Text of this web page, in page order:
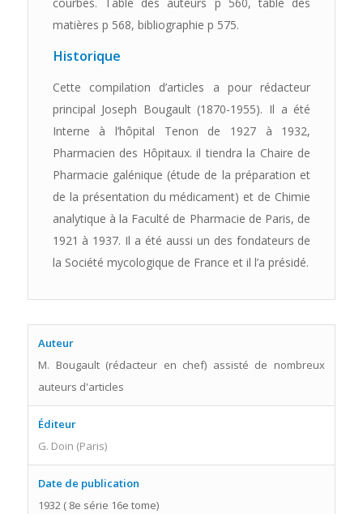
matières p 568, bibliographie p 575.
Historique
Cette compilation d’articles a pour rédacteur
principal Joseph Bougault (1870-1955). Il a été
Interne à l’hôpital Tenon de 1927 à 1932,
Pharmacien des Hôpitaux. il tiendra la Chaire de
Pharmacie galénique (étude de la préparation et
de la présentation du médicament) et de Chimie
analytique à la Faculté de Pharmacie de Paris, de
1921 à 1937. Il a été aussi un des fondateurs de
la Société mycologique de France et il l’a présidé.
Auteur
M. Bougault (rédacteur en chef) assisté de nombreux
auteurs d'articles
Éditeur
G. Doin (Paris)
Date de publication
1932 ( 8e série 16e tome)